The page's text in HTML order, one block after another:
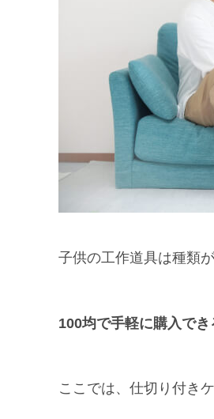
子供の工作道具は種類
100均で手軽に購入で
ここでは、仕切り付き